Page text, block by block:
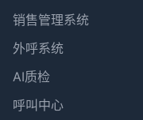
销售管理系统
外呼系统
AI质检
呼叫中心